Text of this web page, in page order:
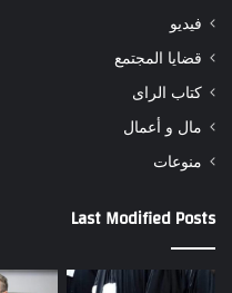
فيديو
قضايا المجتمع
كتاب الراى
مال و أعمال
منوعات
Last Modified Posts